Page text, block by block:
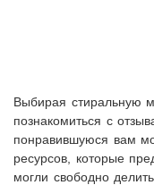
Выбирая стиральную
познакомиться с
понравившуюся вам
ресурсов, которые
могли свободно